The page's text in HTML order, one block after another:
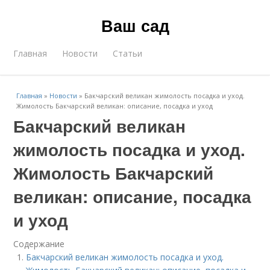
Ваш сад
Главная Новости Статьи
Главная » Новости » Бакчарский великан жимолость посадка и уход.
Жимолость Бакчарский великан: описание, посадка и уход
Бакчарский великан
жимолость посадка и уход.
Жимолость Бакчарский
великан: описание, посадка
и уход
Содержание
Бакчарский великан жимолость посадка и уход.